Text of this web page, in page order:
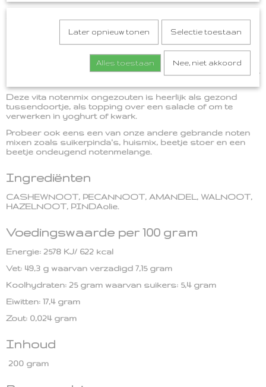
Vita notenmix ongezouten
Een heerlijke pure ongezouten, gezonde notenmix. De
noten uit deze notenmix passen in de schijf van 5 en
gelden als gezond tussendoortje. Een handje per dag
mag, twee ook. Ze bevatten veel gezonde vetten, mineralen,
Deze vita notenmix ongezouten is heerlijk als gezond
tussendoortje, als topping over een salade of om te
verwerken in yoghurt of kwark.
Probeer ook eens een van onze andere gebrande noten
mixen zoals suikerpinda's, huismix, beetje stoer en een
beetje ondeugend notenmelange.
Ingrediënten
CASHEWNOOT, PECANNOOT, AMANDEL, WALNOOT,
HAZELNOOT, PINDAolie.
Voedingswaarde per 100 gram
Energie: 2578 KJ/ 622 kcal
Vet: 49,3 g waarvan verzadigd 7,15 gram
Koolhydraten: 25 gram waarvan suikers: 5,4 gram
Eiwitten: 17,4 gram
Zout: 0,024 gram
Inhoud
200 gram
Later opnieuw tonen Selectie toestaan
Alles toestaan Nee, niet akkoord